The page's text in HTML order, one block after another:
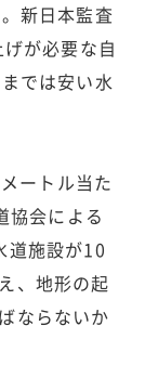
新日本監査
が必要な自
では安い水
ートル当た
協会による
道施設が10
、地形の起
ならないか